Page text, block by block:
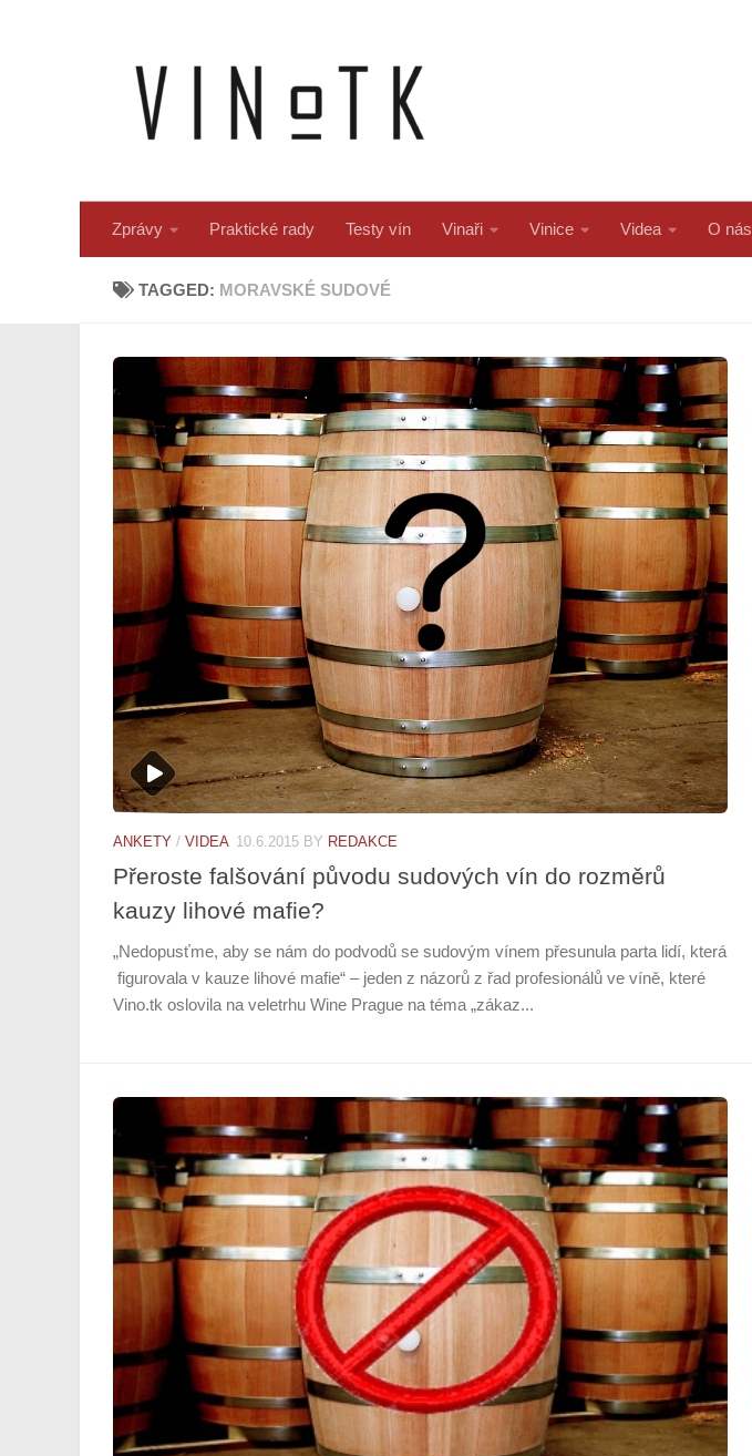
Zprávy Praktické rady Testy vín Vinaři Vinice Videa O nás
TAGGED: MORAVSKÉ SUDOVÉ
ANKETY / VIDEA 10.6.2015 BY REDAKCE
Přeroste falšování původu sudových vín do rozměrů
kauzy lihové mafie?
„Nedopusťme, aby se nám do podvodů se sudovým vínem přesunula parta lidí, která
figurovala v kauze lihové mafie“ – jeden z názorů z řad profesionálů ve víně, které
Vino.tk oslovila na veletrhu Wine Prague na téma „zákaz...